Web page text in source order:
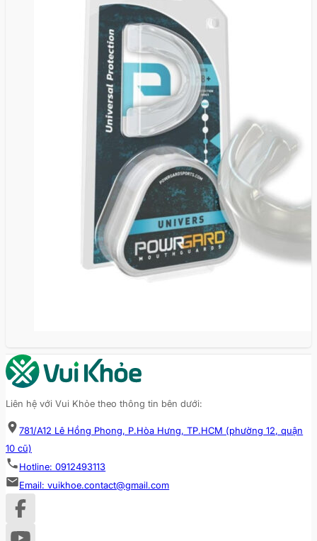
Liên hệ với Vui Khỏe theo thông tin bên dưới:
781/A12 Lê Hồng Phong, P.Hòa Hưng, TP.HCM (phường 12, quận
10 cũ)
Hotline: 0912493113
Email: vuikhoe.contact@gmail.com